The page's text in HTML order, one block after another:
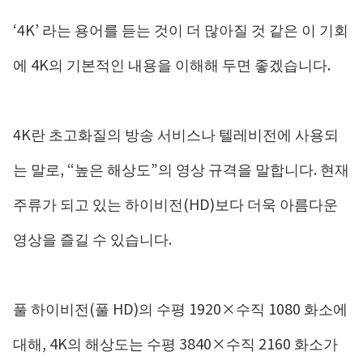
‘4K’ 라는 용어를 듣는 것이 더 많아질 것 같은 이 기회
에 4K의 기본적인 내용을 이해해 두면 좋겠습니다.
4K란 초고화질의 방송 서비스나 텔레비전에 사용되
는 말로, “높은 해상도”의 영상 규격을 말합니다. 현재
주류가 되고 있는 하이비전(HD)보다 더욱 아름다운
영상을 즐길 수 있습니다.
풀 하이비전(풀 HD)의 수평 1920×수직 1080 화소에
대해, 4K의 해상도는 수평 3840×수직 2160 화소가